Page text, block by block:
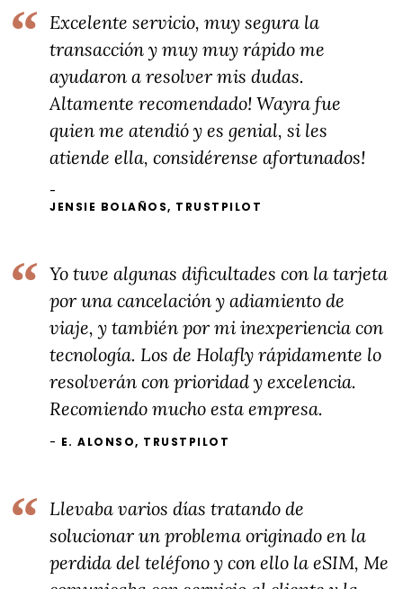
Excelente servicio, muy segura la
transacción y muy muy rápido me
ayudaron a resolver mis dudas.
Altamente recomendado! Wayra fue
quien me atendió y es genial, si les
atiende ella, considérense afortunados!
JENSIE BOLAÑOS, TRUSTPILOT
Yo tuve algunas dificultades con la tarjeta
por una cancelación y adiamiento de
viaje, y también por mi inexperiencia con
tecnología. Los de Holafly rápidamente lo
resolverán con prioridad y excelencia.
Recomiendo mucho esta empresa.
E. ALONSO, TRUSTPILOT
Llevaba varios días tratando de
solucionar un problema originado en la
perdida del teléfono y con ello la eSIM, Me